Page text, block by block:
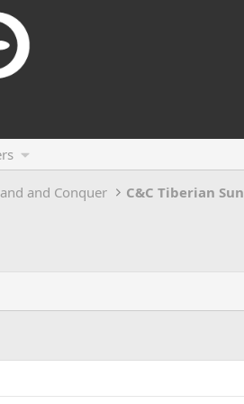
and Conquer C&C Tiberian Sun